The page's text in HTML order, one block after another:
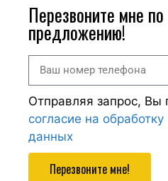
Перезвоните мне
предложению!
Отправляя запрос, Вы
согласие на
данных
Перезвоните мне!